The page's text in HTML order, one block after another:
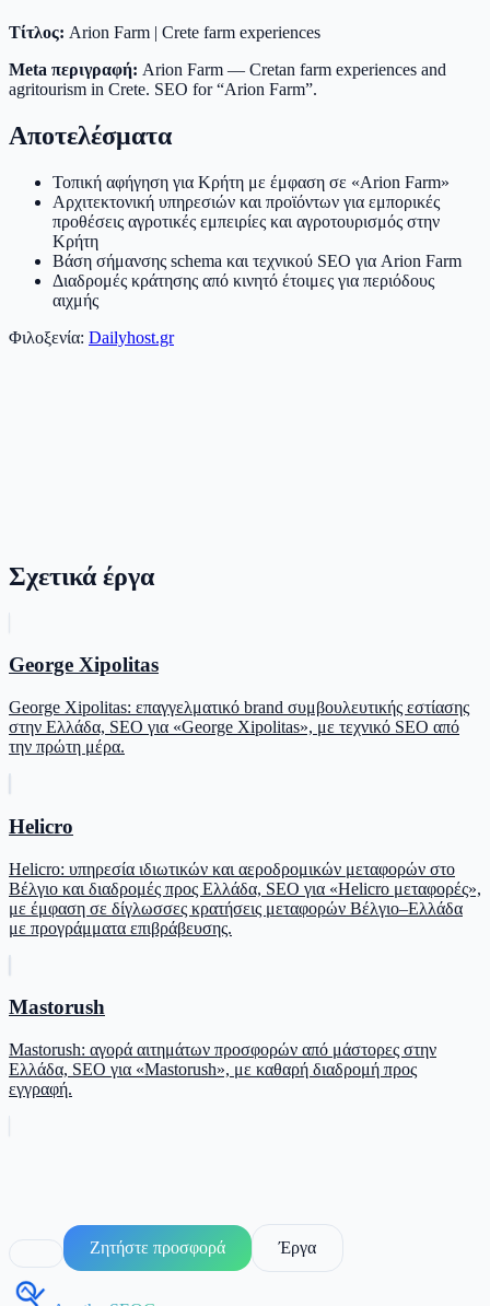
Τίτλος: Arion Farm | Crete farm experiences
Meta περιγραφή: Arion Farm — Cretan farm experiences and
agritourism in Crete. SEO for “Arion Farm”.
Αποτελέσματα
Τοπική αφήγηση για Κρήτη με έμφαση σε «Arion Farm»
Αρχιτεκτονική υπηρεσιών και προϊόντων για εμπορικές
προθέσεις αγροτικές εμπειρίες και αγροτουρισμός στην
Κρήτη
Βάση σήμανσης schema και τεχνικού SEO για Arion Farm
Διαδρομές κράτησης από κινητό έτοιμες για περιόδους
αιχμής
Φιλοξενία: Dailyhost.gr
Σχετικά έργα
George Xipolitas
George Xipolitas: επαγγελματικό brand συμβουλευτικής εστίασης
στην Ελλάδα, SEO για «George Xipolitas», με τεχνικό SEO από
την πρώτη μέρα.
Helicro
Helicro: υπηρεσία ιδιωτικών και αεροδρομικών μεταφορών στο
Βέλγιο και διαδρομές προς Ελλάδα, SEO για «Helicro μεταφορές»,
με έμφαση σε δίγλωσσες κρατήσεις μεταφορών Βέλγιο–Ελλάδα
με προγράμματα επιβράβευσης.
Mastorush
Mastorush: αγορά αιτημάτων προσφορών από μάστορες στην
Ελλάδα, SEO για «Mastorush», με καθαρή διαδρομή προς
εγγραφή.
Ζητήστε προσφορά Έργα